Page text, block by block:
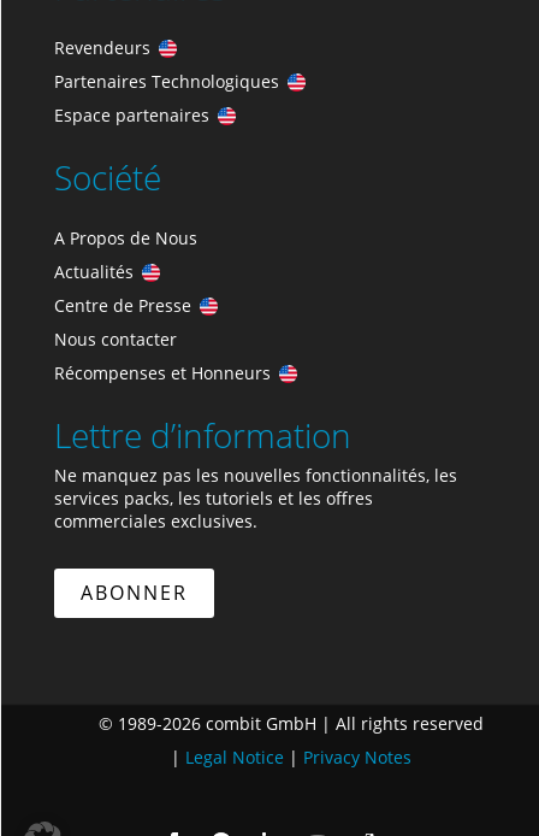
Revendeurs
Partenaires Technologiques
Espace partenaires
Société
A Propos de Nous
Actualités
Centre de Presse
Nous contacter
Récompenses et Honneurs
Lettre d’information
Ne manquez pas les nouvelles fonctionnalités, les
services packs, les tutoriels et les offres
commerciales exclusives.
ABONNER
© 1989-2026 combit GmbH | All rights reserved
| Legal Notice | Privacy Notes